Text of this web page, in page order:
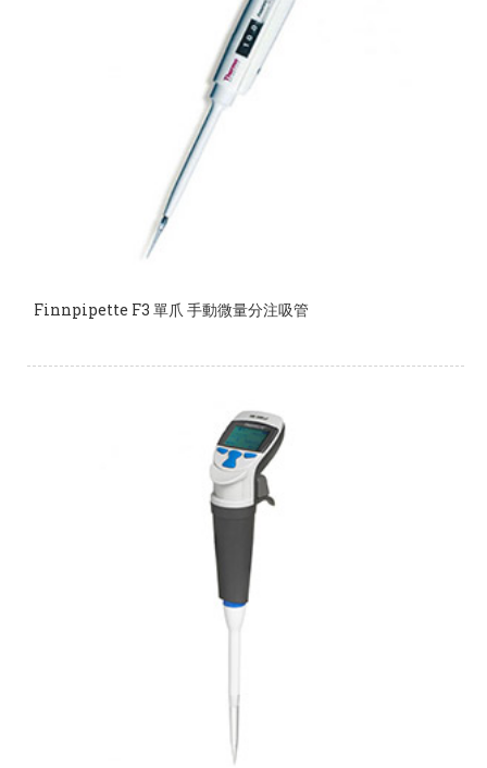
Finnpipette F3 單爪 手動微量分注吸管